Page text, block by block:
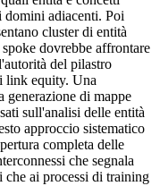
domini adiacenti. Poi
cluster di entità
dovrebbe affrontare
del pilastro
link equity. Una
generazione di mappe
sull'analisi delle entità
approccio sistematico
completa delle
che segnala
che ai processi di training